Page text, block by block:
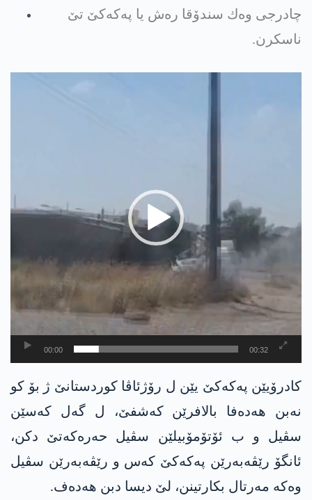
چادرجی وه‌ك سندۆقا ره‌ش یا په‌كه‌كێ تێ
ناسكرن.
00:00 00:32
كادرۆیێن په‌كه‌كێ یێن ل رۆژئاڤا كوردستانێ ژ بۆ كو
نه‌بن هه‌ده‌فا بالافرێن كه‌شفێ، ل گه‌ل كه‌سێن
سڤیل و ب ئۆتۆمۆبیلێن سڤیل حه‌ره‌كه‌تێ دكن،
ئانگۆ رێڤه‌به‌رێن په‌كه‌كێ كه‌س و رێڤه‌به‌رێن سڤیل
وه‌كه‌ مه‌رتال بكارتینن، لێ دیسا دبن هه‌ده‌ف.